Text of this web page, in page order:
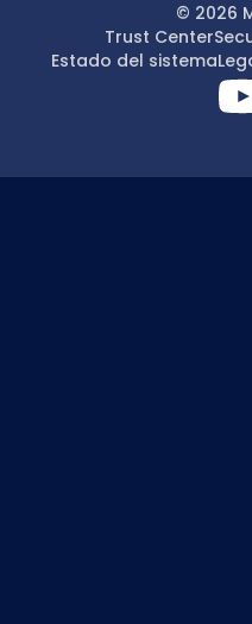
© 2026
Trust Center
Estado del sistema